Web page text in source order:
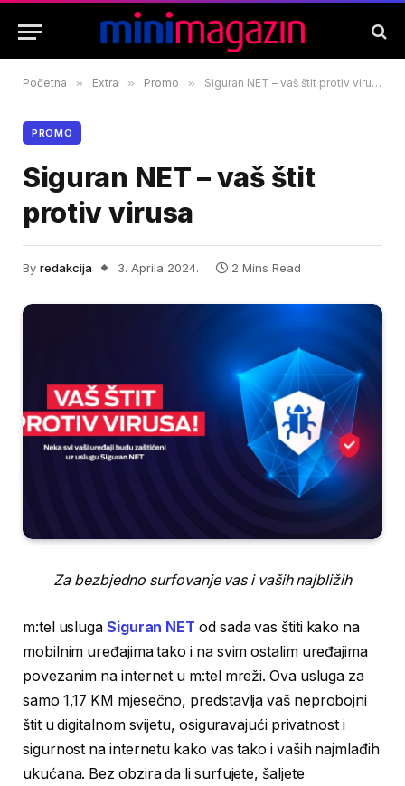
Početna » Extra » Promo » Siguran NET – vaš štit protiv virusa
PROMO
Siguran NET – vaš štit
protiv virusa
By redakcija 3. Aprila 2024. 2 Mins Read
Za bezbjedno surfovanje vas i vaših najbližih
m:tel usluga Siguran NET od sada vas štiti kako na
mobilnim uređajima tako i na svim ostalim uređajima
povezanim na internet u m:tel mreži. Ova usluga za
samo 1,17 KM mjesečno, predstavlja vaš neprobojni
štit u digitalnom svijetu, osiguravajući privatnost i
sigurnost na internetu kako vas tako i vaših najmlađih
ukućana. Bez obzira da li surfujete, šaljete